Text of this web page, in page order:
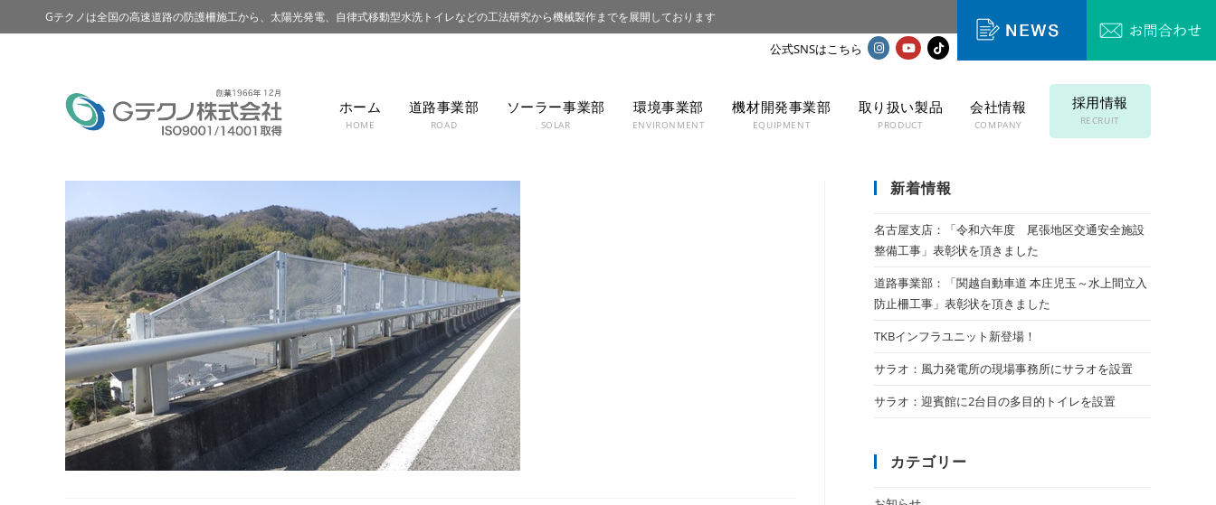
Gテクノは全国の高速道路の防護柵施工から、太陽光発電、自律式移動型水洗トイレなどの工法研究から機械製作までを展開しております
ホーム
HOME
道路事業部
ROAD
ソーラー事業部
SOLAR
環境事業部
ENVIRONMENT
機材開発事業部
EQUIPMENT
取り扱い製品
PRODUCT
会社情報
COMPANY
採用情報
RECRUIT
新着情報
名古屋支店：「令和六年度 尾張地区交通安全施設
整備工事」表彰状を頂きました
道路事業部：「関越自動車道 本庄児玉～水上間立入
防止柵工事」表彰状を頂きました
TKBインフラユニット新登場！
サラオ：風力発電所の現場事務所にサラオを設置
サラオ：迎賓館に2台目の多目的トイレを設置
カテゴリー